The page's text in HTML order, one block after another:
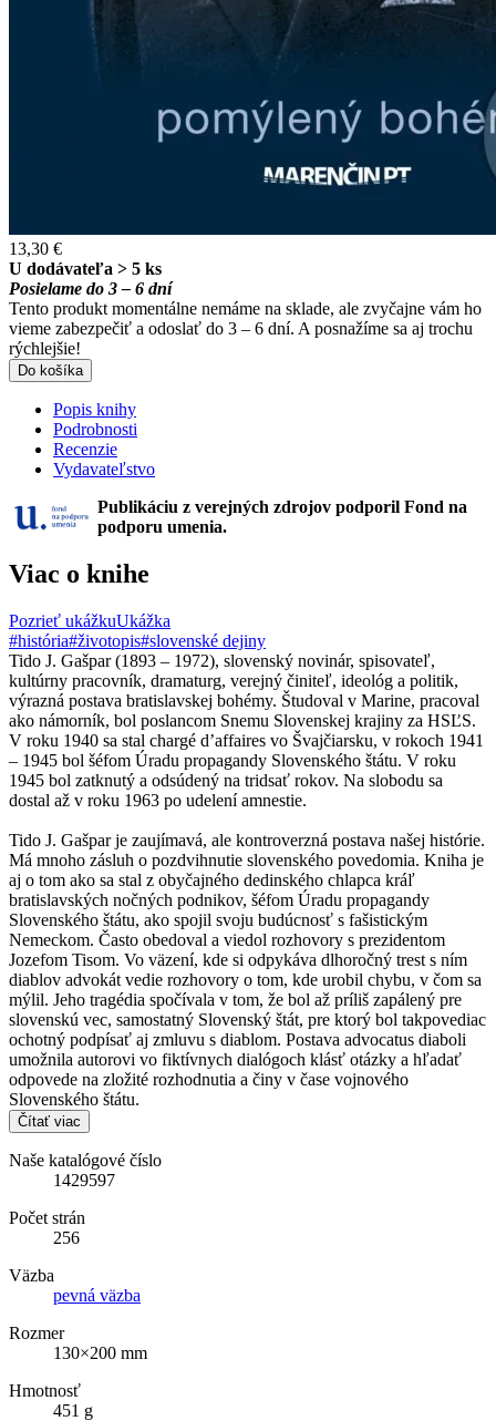
13,30 €
U dodávateľa > 5 ks
Posielame do 3 – 6 dní
Tento produkt momentálne nemáme na sklade, ale zvyčajne vám ho
vieme zabezpečiť a odoslať do 3 – 6 dní. A posnažíme sa aj trochu
rýchlejšie!
Do košíka
Popis knihy
Podrobnosti
Recenzie
Vydavateľstvo
Publikáciu z verejných zdrojov podporil Fond na
podporu umenia.
Viac o knihe
Pozrieť ukážkuUkážka
#história#životopis#slovenské dejiny
Tido J. Gašpar (1893 – 1972), slovenský novinár, spisovateľ,
kultúrny pracovník, dramaturg, verejný činiteľ, ideológ a politik,
výrazná postava bratislavskej bohémy. Študoval v Marine, pracoval
ako námorník, bol poslancom Snemu Slovenskej krajiny za HSĽS.
V roku 1940 sa stal chargé d’affaires vo Švajčiarsku, v rokoch 1941
– 1945 bol šéfom Úradu propagandy Slovenského štátu. V roku
1945 bol zatknutý a odsúdený na tridsať rokov. Na slobodu sa
dostal až v roku 1963 po udelení amnestie.
Tido J. Gašpar je zaujímavá, ale kontroverzná postava našej histórie.
Má mnoho zásluh o pozdvihnutie slovenského povedomia. Kniha je
aj o tom ako sa stal z obyčajného dedinského chlapca kráľ
bratislavských nočných podnikov, šéfom Úradu propagandy
Slovenského štátu, ako spojil svoju budúcnosť s fašistickým
Nemeckom. Často obedoval a viedol rozhovory s prezidentom
Jozefom Tisom. Vo väzení, kde si odpykáva dlhoročný trest s ním
diablov advokát vedie rozhovory o tom, kde urobil chybu, v čom sa
mýlil. Jeho tragédia spočívala v tom, že bol až príliš zapálený pre
slovenskú vec, samostatný Slovenský štát, pre ktorý bol takpovediac
ochotný podpísať aj zmluvu s diablom. Postava advocatus diaboli
umožnila autorovi vo fiktívnych dialógoch klásť otázky a hľadať
odpovede na zložité rozhodnutia a činy v čase vojnového
Slovenského štátu.
Čítať viac
Naše katalógové číslo
1429597
Počet strán
256
Väzba
pevná väzba
Rozmer
130×200 mm
Hmotnosť
451 g